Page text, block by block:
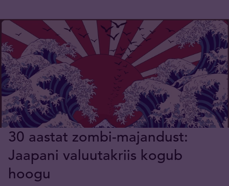
30 aastat zombi-majandust:
Jaapani valuutakriis kogub
hoogu